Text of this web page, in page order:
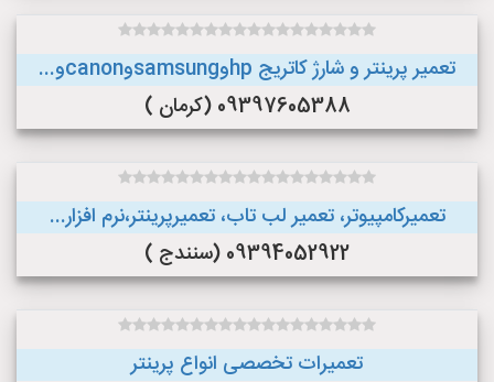
تعمیر پرینتر و شارژ کاتریج hpوsamsungوcanonو...
09397605388 (کرمان )
تعمیرکامپیوتر، تعمیر لب تاب، تعمیرپرینتر،نرم افزار...
09394052922 (سنندج )
تعمیرات تخصصی انواع پرینتر